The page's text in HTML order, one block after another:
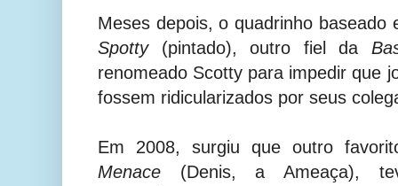
Meses depois, o quadrinho baseado
Spotty (pintado), outro fiel da
renomeado Scotty para impedir que
fossem ridicularizados por seus
Em 2008, surgiu que outro
Menace (Denis, a Ameaça),